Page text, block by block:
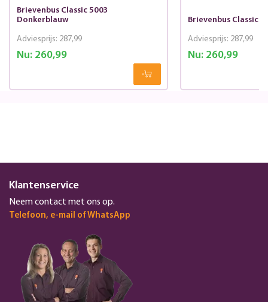
Brievenbus Classic 5003
Donkerblauw
Nu:260,99
Adviesprijs: 287,99
Brievenbus Classic
Nu:260,99
Adviesprijs: 287,99
Klantenservice
Neem contact met ons op.
Telefoon, e-mail of WhatsApp